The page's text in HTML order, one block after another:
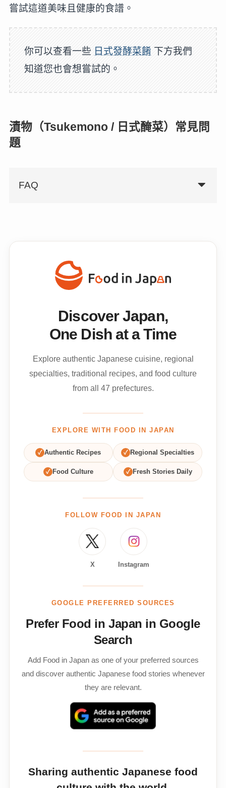
嘗試這道美味且健康的食譜。
你可以查看一些 日式發酵菜餚 下方我們
知道您也會想嘗試的。
漬物（Tsukemono / 日式醃菜）常見問
題
FAQ
Discover Japan,
One Dish at a Time
Explore authentic Japanese cuisine, regional
specialties, traditional recipes, and food culture
from all 47 prefectures.
EXPLORE WITH FOOD IN JAPAN
✓ Authentic Recipes ✓ Regional Specialties
✓ Food Culture ✓ Fresh Stories Daily
FOLLOW FOOD IN JAPAN
X Instagram
GOOGLE PREFERRED SOURCES
Prefer Food in Japan in Google
Search
Add Food in Japan as one of your preferred sources
and discover authentic Japanese food stories whenever
they are relevant.
Sharing authentic Japanese food